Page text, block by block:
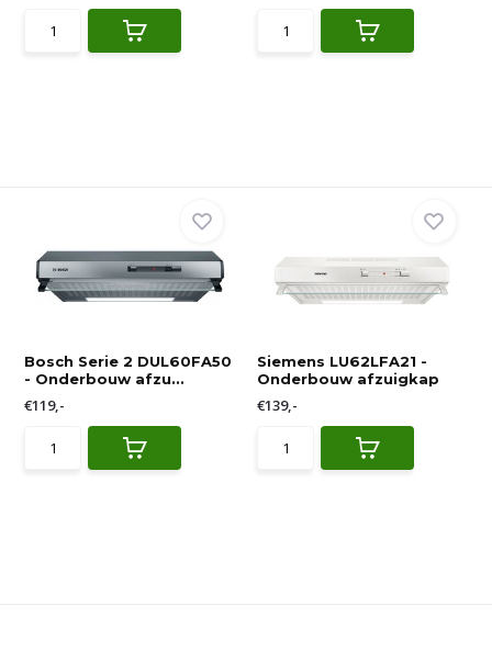
Bosch Serie 2 DUL60FA50
- Onderbouw afzu...
€119,-
Siemens LU62LFA21 -
Onderbouw afzuigkap
€139,-